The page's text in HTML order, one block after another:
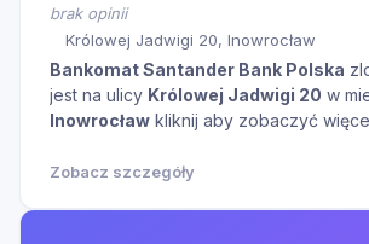
brak opinii
Królowej Jadwigi 20, Inowrocław
Bankomat Santander Bank Polska
jest na ulicy Królowej Jadwigi 20 w
Inowrocław kliknij aby zobaczyć
Zobacz szczegóły